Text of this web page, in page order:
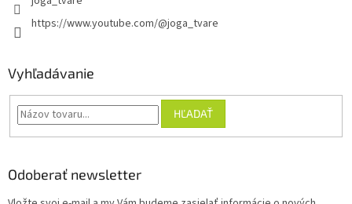
https://www.youtube.com/@joga_tvare
Vyhľadávanie
HĽADAŤ
Odoberať newsletter